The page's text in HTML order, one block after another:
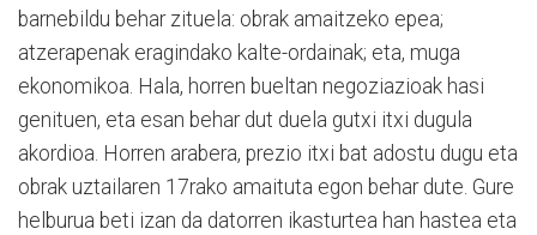
barnebildu behar zituela: obrak amaitzeko epea;
atzerapenak eragindako kalte-ordainak; eta, muga
ekonomikoa. Hala, horren bueltan negoziazioak hasi
genituen, eta esan behar dut duela gutxi itxi dugula
akordioa. Horren arabera, prezio itxi bat adostu dugu eta
obrak uztailaren 17rako amaituta egon behar dute. Gure
helburua beti izan da datorren ikasturtea han hastea eta